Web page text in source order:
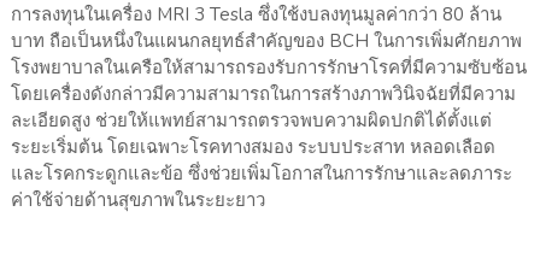
การลงทุนในเครื่อง MRI 3 Tesla ซึ่งใช้งบลงทุนมูลค่ากว่า 80 ล้าน
บาท ถือเป็นหนึ่งในแผนกลยุทธ์สำคัญของ BCH ในการเพิ่มศักยภาพ
โรงพยาบาลในเครือให้สามารถรองรับการรักษาโรคที่มีความซับซ้อน
โดยเครื่องดังกล่าวมีความสามารถในการสร้างภาพวินิจฉัยที่มีความ
ละเอียดสูง ช่วยให้แพทย์สามารถตรวจพบความผิดปกติได้ตั้งแต่
ระยะเริ่มต้น โดยเฉพาะโรคทางสมอง ระบบประสาท หลอดเลือด
และโรคกระดูกและข้อ ซึ่งช่วยเพิ่มโอกาสในการรักษาและลดภาระ
ค่าใช้จ่ายด้านสุขภาพในระยะยาว